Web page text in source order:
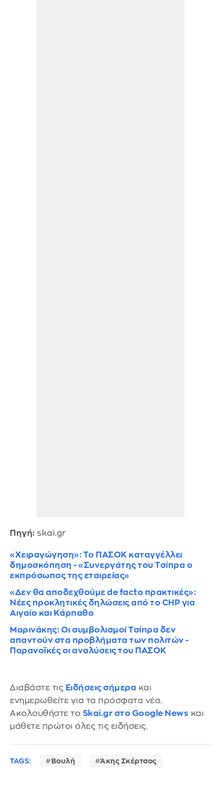
Πηγή: skai.gr
«Χειραγώγηση»: Το ΠΑΣΟΚ καταγγέλλει
δημοσκόπηση - «Συνεργάτης του Τσίπρα ο
εκπρόσωπος της εταιρείας»
«Δεν θα αποδεχθούμε de facto πρακτικές»:
Νέες προκλητικές δηλώσεις από το CHP για
Αιγαίο και Κάρπαθο
Μαρινάκης: Οι συμβολισμοί Τσίπρα δεν
απαντούν στα προβλήματα των πολιτών -
Παρανοϊκές οι αναλύσεις του ΠΑΣΟΚ
Διαβάστε τις Ειδήσεις σήμερα και
ενημερωθείτε για τα πρόσφατα νέα.
Ακολουθήστε το Skai.gr στο Google News και
μάθετε πρώτοι όλες τις ειδήσεις.
TAGS: Βουλή Άκης Σκέρτσος